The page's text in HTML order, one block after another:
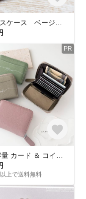
PR
上で送料無料